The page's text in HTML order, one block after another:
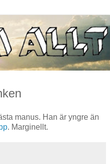
manus. Han är yngre än
. Marginellt.